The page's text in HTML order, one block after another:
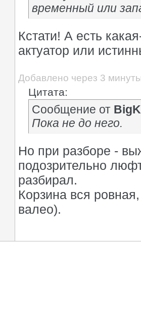
временный или
Кстати! А есть
актуатор или
Добавлено через 3
Цитата:
Сообщение от
Пока не до него.
Но при разборе -
подозрительно
разбирал.
Корзина вся
валео).